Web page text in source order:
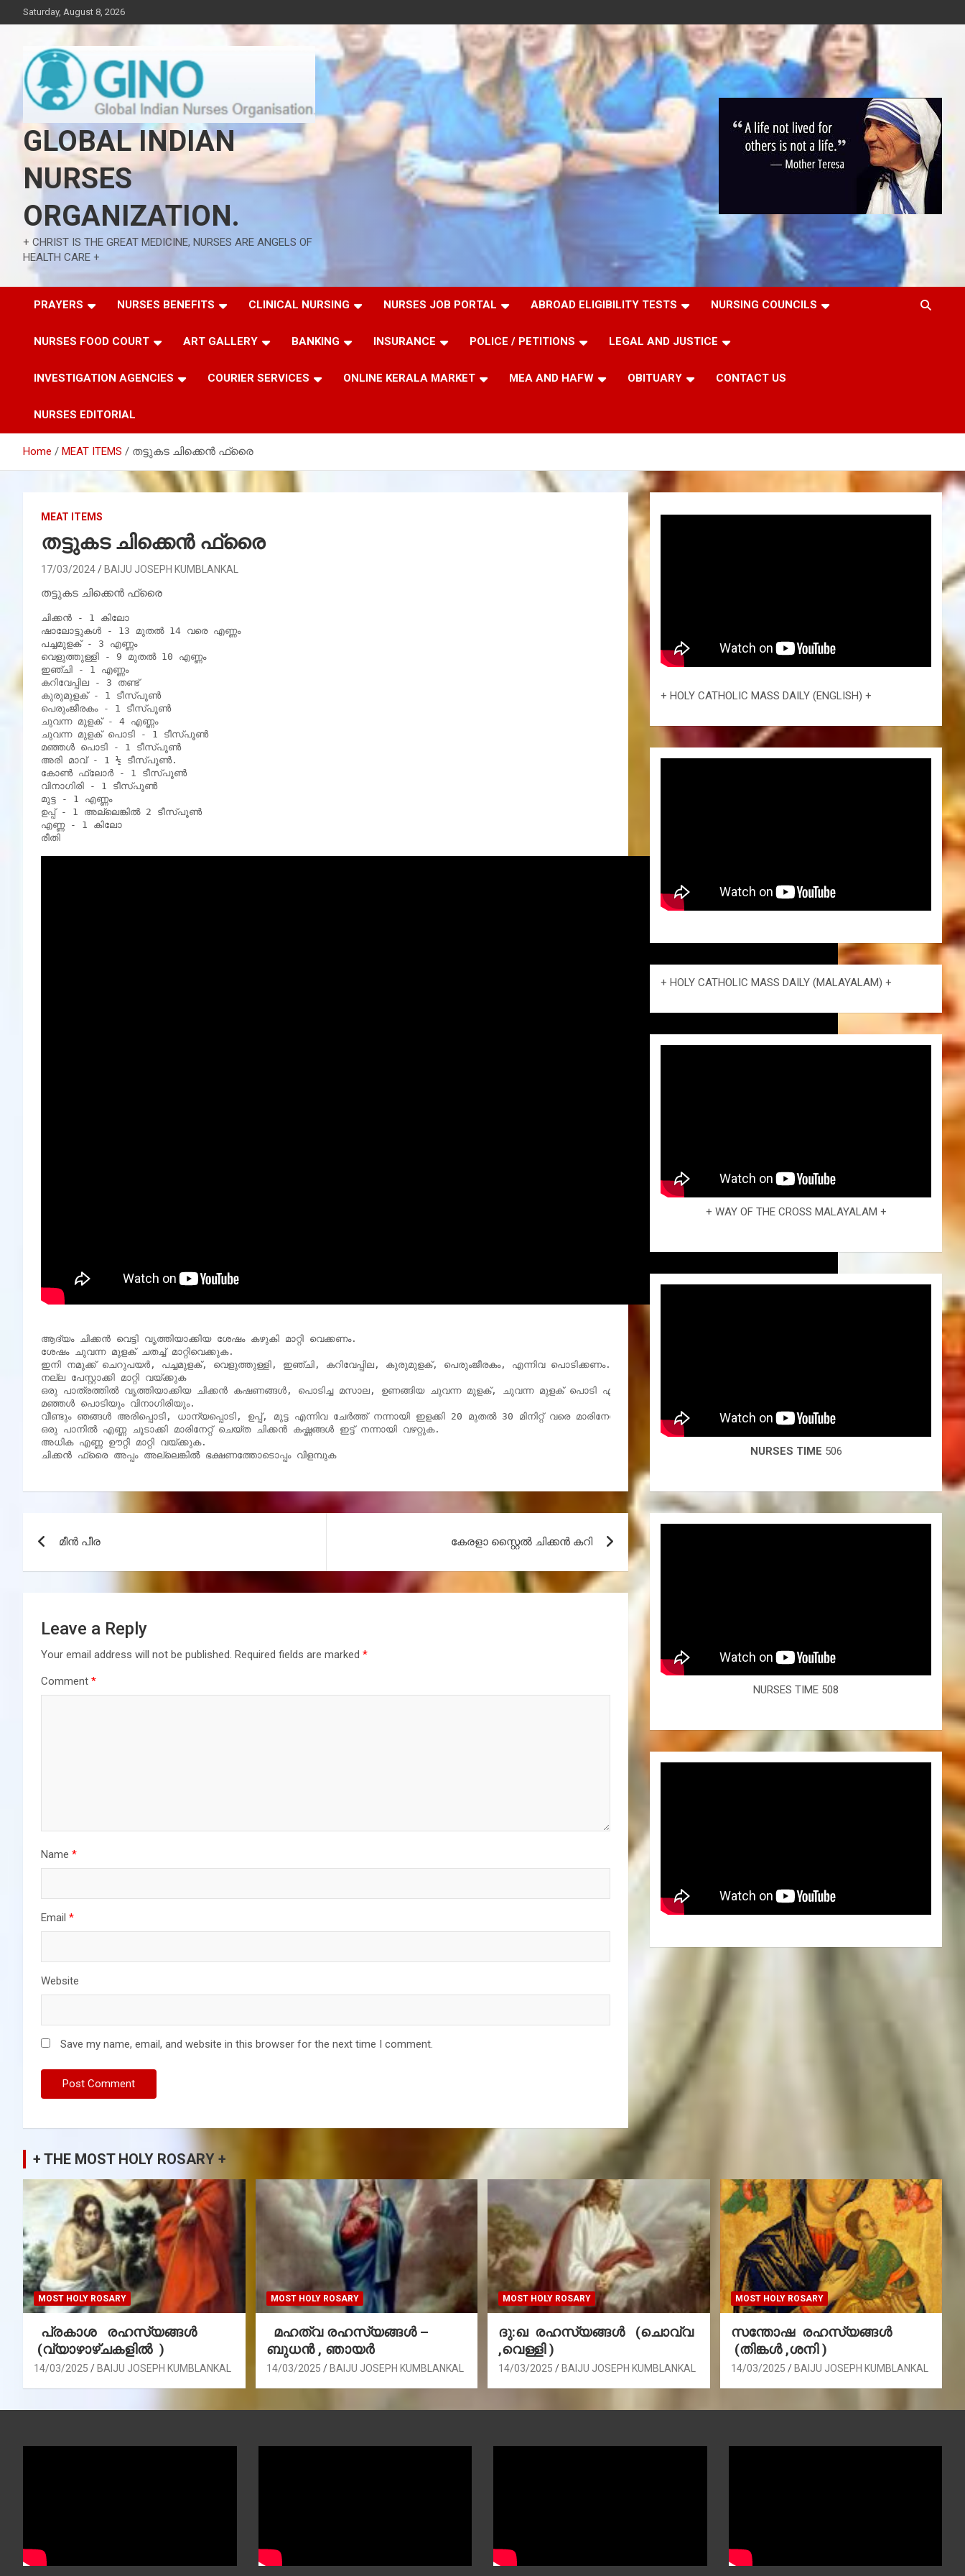
to
Saturday, August 8, 2026
GLOBAL INDIAN
NURSES
ORGANIZATION.
+ CHRIST IS THE GREAT MEDICINE, NURSES ARE ANGELS OF
HEALTH CARE +
PRAYERS NURSES BENEFITS CLINICAL NURSING NURSES JOB PORTAL ABROAD ELIGIBILITY TESTS NURSING COUNCILS
NURSES FOOD COURT ART GALLERY BANKING INSURANCE POLICE / PETITIONS LEGAL AND JUSTICE
INVESTIGATION AGENCIES COURIER SERVICES ONLINE KERALA MARKET MEA AND HAFW OBITUARY CONTACT US
NURSES EDITORIAL
Home MEAT ITEMS തട്ടുകട ചിക്കെൻ ഫ്രൈ
MEAT ITEMS
തട്ടുകട ചിക്കെൻ ഫ്രൈ
17/03/2024 BAIJU JOSEPH KUMBLANKAL
തട്ടുകട ചിക്കെൻ ഫ്രൈ
ചിക്കൻ - 1 കിലോ
ഷാലോട്ടുകൾ - 13 മുതൽ 14 വരെ എണ്ണം
പച്ചമുളക് - 3 എണ്ണം
വെളുത്തുള്ളി - 9 മുതൽ 10 എണ്ണം
ഇഞ്ചി - 1 എണ്ണം
കറിവേപ്പില - 3 തണ്ട്
കുരുമുളക് - 1 ടീസ്പൂൺ
പെരുംജീരകം - 1 ടീസ്പൂൺ
ചുവന്ന മുളക് - 4 എണ്ണം
ചുവന്ന മുളക് പൊടി - 1 ടീസ്പൂൺ
മഞ്ഞൾ പൊടി - 1 ടീസ്പൂൺ
അരി മാവ് - 1 ½ ടീസ്പൂൺ.
കോൺ ഫ്ലോർ - 1 ടീസ്പൂൺ
വിനാഗിരി - 1 ടീസ്പൂൺ
മുട്ട - 1 എണ്ണം
ഉപ്പ് - 1 അല്ലെങ്കിൽ 2 ടീസ്പൂൺ
എണ്ണ - 1 കിലോ
രീതി
ആദ്യം ചിക്കൻ വെട്ടി വൃത്തിയാക്കിയ ശേഷം കഴുകി മാറ്റി വെക്കണം.
ശേഷം ചുവന്ന മുളക് ചതച്ച് മാറ്റിവെക്കുക.
ഇനി നമുക്ക് ചെറുപയർ, പച്ചമുളക്, വെളുത്തുള്ളി, ഇഞ്ചി, കറിവേപ്പില, കുരുമുളക്, പെരുംജീരകം, എന്നിവ പൊടിക്കണം.
നല്ല പേസ്റ്റാക്കി മാറ്റി വയ്ക്കുക
ഒരു പാത്രത്തിൽ വൃത്തിയാക്കിയ ചിക്കൻ കഷണങ്ങൾ, പൊടിച്ച മസാല, ഉണങ്ങിയ ചുവന്ന മുളക്, ചുവന്ന മുളക് പൊടി എന്നിവ ചേർക്കുക.
മഞ്ഞൾ പൊടിയും വിനാഗിരിയും.
വീണ്ടും ഞങ്ങൾ അരിപ്പൊടി, ധാന്യപ്പൊടി, ഉപ്പ്, മുട്ട എന്നിവ ചേർത്ത് നന്നായി ഇളക്കി 20 മുതൽ 30 മിനിറ്റ് വരെ മാരിനേറ്റ് ചെയ്യുക.
ഒരു പാനിൽ എണ്ണ ചൂടാക്കി മാരിനേറ്റ് ചെയ്ത ചിക്കൻ കഷ്ണങ്ങൾ ഇട്ട് നന്നായി വഴറ്റുക.
അധിക എണ്ണ ഊറ്റി മാറ്റി വയ്ക്കുക.
ചിക്കൻ ഫ്രൈ അപ്പം അല്ലെങ്കിൽ ഭക്ഷണത്തോടൊപ്പം വിളമ്പുക
navigation
മീൻ പീര കേരളാ സ്റ്റൈൽ ചിക്കൻ കറി
Leave a Reply
Your email address will not be published. Required fields are marked *
Comment *
Name *
Email *
Website
Save my name, email, and website in this browser for the next time I comment.
+ HOLY CATHOLIC MASS DAILY (ENGLISH) +
+ HOLY CATHOLIC MASS DAILY (MALAYALAM) +
+ WAY OF THE CROSS MALAYALAM +
NURSES TIME 506
NURSES TIME 508
+ THE MOST HOLY ROSARY +
MOST HOLY ROSARY
പ്രകാശ രഹസ്യങ്ങൾ
(വ്യാഴാഴ്ചകളിൽ )
14/03/2025 BAIJU JOSEPH KUMBLANKAL
MOST HOLY ROSARY
മഹത്വ രഹസ്യങ്ങള്‍ –
ബുധൻ , ഞായർ
14/03/2025 BAIJU JOSEPH KUMBLANKAL
MOST HOLY ROSARY
ദു:ഖ രഹസ്യങ്ങൾ (ചൊവ്വ
,വെള്ളി )
14/03/2025 BAIJU JOSEPH KUMBLANKAL
MOST HOLY ROSARY
സന്തോഷ രഹസ്യങ്ങൾ
(തിങ്കൾ ,ശനി )
14/03/2025 BAIJU JOSEPH KUMBLANKAL